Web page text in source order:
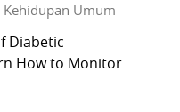
Umum
Diabetic
How to Monitor